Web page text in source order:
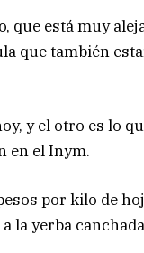
que está muy
que también
y el otro es lo
en el Inym.
por kilo de
la yerba